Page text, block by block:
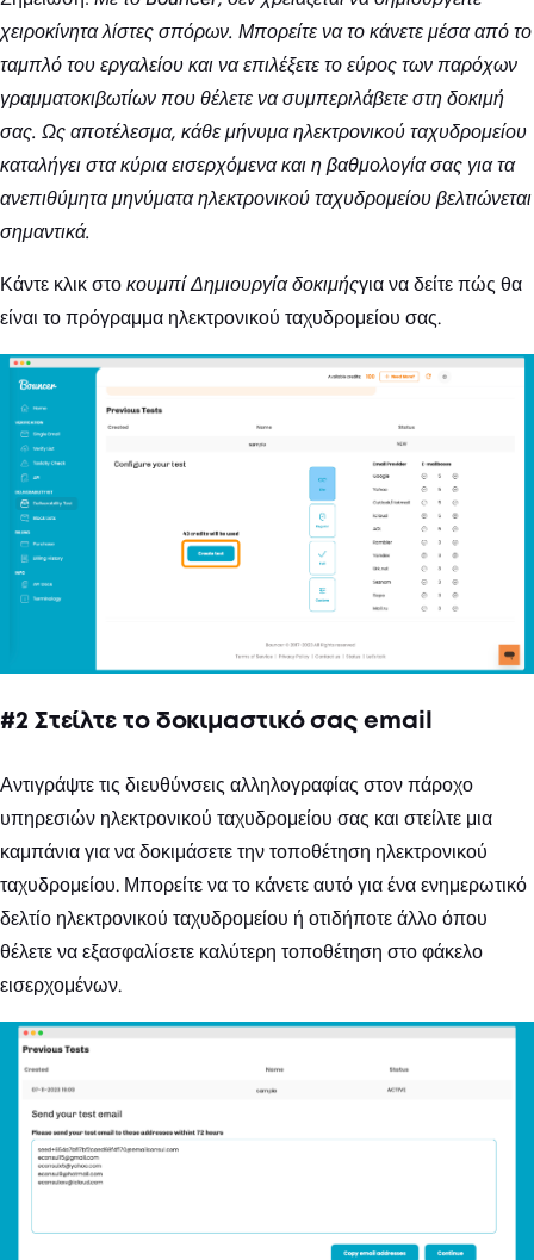
χειροκίνητα λίστες σπόρων. Μπορείτε να το κάνετε μέσα από το
ταμπλό του εργαλείου και να επιλέξετε το εύρος των παρόχων
γραμματοκιβωτίων που θέλετε να συμπεριλάβετε στη δοκιμή
σας. Ως αποτέλεσμα, κάθε μήνυμα ηλεκτρονικού ταχυδρομείου
καταλήγει στα κύρια εισερχόμενα και η βαθμολογία σας για τα
ανεπιθύμητα μηνύματα ηλεκτρονικού ταχυδρομείου βελτιώνεται
σημαντικά.
Κάντε κλικ στο κουμπί Δημιουργία δοκιμήςγια να δείτε πώς θα
είναι το πρόγραμμα ηλεκτρονικού ταχυδρομείου σας.
#2 Στείλτε το δοκιμαστικό σας email
Αντιγράψτε τις διευθύνσεις αλληλογραφίας στον πάροχο
υπηρεσιών ηλεκτρονικού ταχυδρομείου σας και στείλτε μια
καμπάνια για να δοκιμάσετε την τοποθέτηση ηλεκτρονικού
ταχυδρομείου. Μπορείτε να το κάνετε αυτό για ένα ενημερωτικό
δελτίο ηλεκτρονικού ταχυδρομείου ή οτιδήποτε άλλο όπου
θέλετε να εξασφαλίσετε καλύτερη τοποθέτηση στο φάκελο
εισερχομένων.